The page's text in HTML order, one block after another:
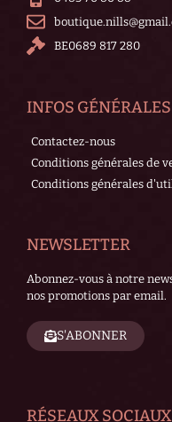
BE0689 817 280
INFOS GÉNÉRALES
Contactez-nous
Conditions générales de
Conditions générales
NEWSLETTER
Abonnez-vous à notre
nos promotions par email.
S'ABONNER
RÉSEAUX SOCIAUX